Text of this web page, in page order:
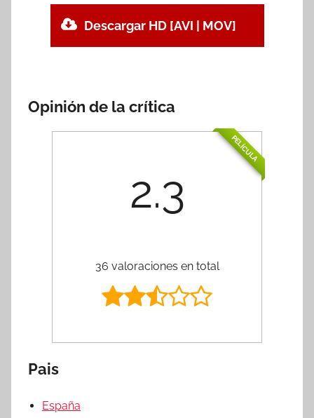
Descargar HD [AVI | MOV]
Opinión de la crítica
PELÍCULA
2.3
36 valoraciones en total
Pais
España